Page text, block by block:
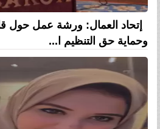
إتحاد العمال: ورشة عمل حول
وحماية حق التنظيم ا...